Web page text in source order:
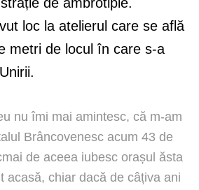
loc la atelierul care se află
metri de locul în care s-a
nu îmi mai amintesc, că m-am
Brâncovenesc acum 43 de
de aceea iubesc orașul ăsta
acasă, chiar dacă de câțiva ani